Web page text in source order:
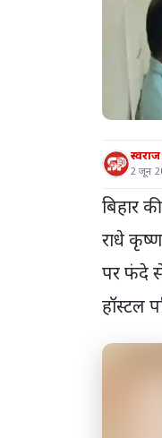
2 जून
बिहार
राधे
पर फंदे
हॉस्टल